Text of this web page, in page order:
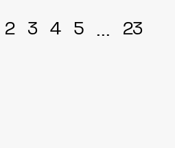
2 3 4 5 ... 23